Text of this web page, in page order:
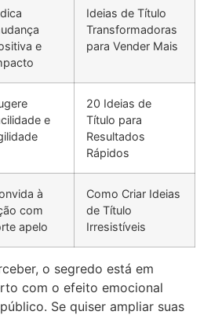
e
Ideias de Título
Transformadoras
para Vender Mais
e
20 Ideias de
Título para
Resultados
Rápidos
à
com
apelo
Como Criar Ideias
de Título
Irresistíveis
o segredo está em
com o efeito emocional
Se quiser ampliar suas